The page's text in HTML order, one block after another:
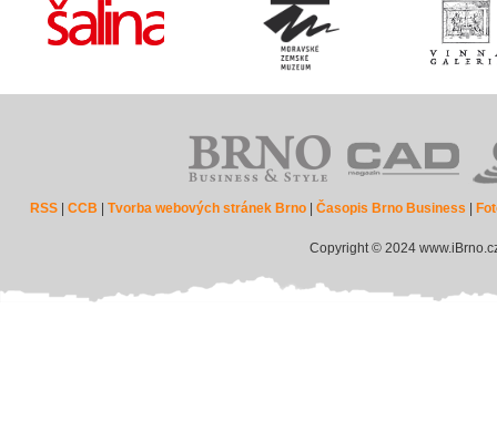
RSS |CCB |Tvorba webových stránek Brno |Časopis Brno Business
Copyright © 2024